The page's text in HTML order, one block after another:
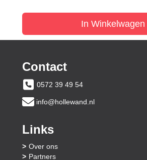
In Winkelwagen
Contact
0572 39 49 54
info@hollewand.nl
Links
Over ons
Partners